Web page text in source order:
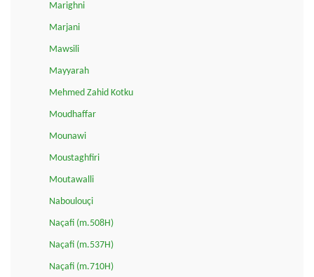
Marighni
Marjani
Mawsili
Mayyarah
Mehmed Zahid Kotku
Moudhaffar
Mounawi
Moustaghfiri
Moutawalli
Naboulouçi
Naçafi (m.508H)
Naçafi (m.537H)
Naçafi (m.710H)